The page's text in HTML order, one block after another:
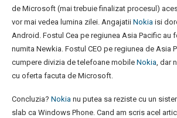
de Microsoft (mai trebuie finalizat procesul)
vor mai vedea lumina zilei. Angajatii Nokia isi
Android. Fostul Cea pe regiunea Asia Pacific au
numita Newkia. Fostul CEO pe regiunea de Asia
cumpere divizia de telefoane mobile Nokia, dar
cu oferta facuta de Microsoft.
Concluzia? Nokia nu putea sa reziste cu un
slab ca Windows Phone. Cand am scris acel